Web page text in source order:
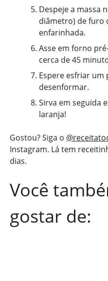
Despeje a massa
diâmetro) de furo
enfarinhada.
Asse em forno
cerca de 45
Espere esfriar um
desenformar.
Sirva em seguida
laranja!
Gostou? Siga o
Instagram. Lá tem
dias.
Você
gostar de: